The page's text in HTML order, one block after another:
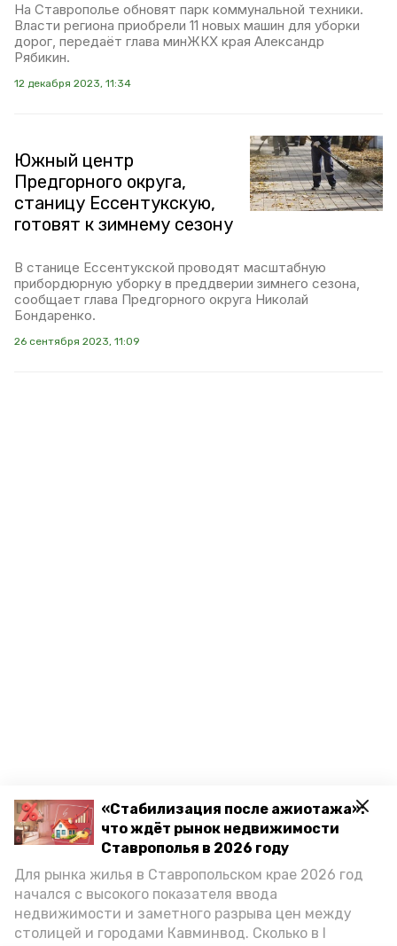
«Стабилизация после ажиотажа»:
что ждёт рынок недвижимости
Ставрополья в 2026 году
Для рынка жилья в Ставропольском крае 2026 год
начался с высокого показателя ввода
недвижимости и заметного разрыва цен между
столицей и городами Кавминвод. Сколько в I
На Ставрополье обновят парк коммунальной техники.
Власти региона приобрели 11 новых машин для уборки
дорог, передаёт глава минЖКХ края Александр
Рябикин.
12 декабря 2023, 11:34
Южный центр
Предгорного округа,
станицу Ессентукскую,
готовят к зимнему сезону
В станице Ессентукской проводят масштабную
прибордюрную уборку в преддверии зимнего сезона,
сообщает глава Предгорного округа Николай
Бондаренко.
26 сентября 2023, 11:09